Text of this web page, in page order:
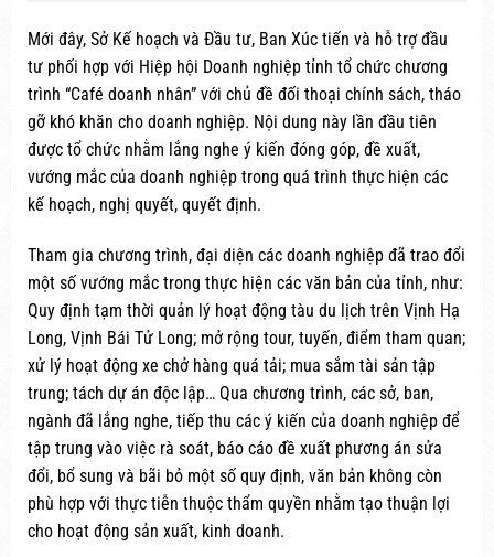
Mới đây, Sở Kế hoạch và Đầu tư, Ban Xúc tiến và hỗ trợ đầu
tư phối hợp với Hiệp hội Doanh nghiệp tỉnh tổ chức chương
trình “Café doanh nhân” với chủ đề đối thoại chính sách, tháo
gỡ khó khăn cho doanh nghiệp. Nội dung này lần đầu tiên
được tổ chức nhằm lắng nghe ý kiến đóng góp, đề xuất,
vướng mắc của doanh nghiệp trong quá trình thực hiện các
kế hoạch, nghị quyết, quyết định.
Tham gia chương trình, đại diện các doanh nghiệp đã trao đổi
một số vướng mắc trong thực hiện các văn bản của tỉnh, như:
Quy định tạm thời quản lý hoạt động tàu du lịch trên Vịnh Hạ
Long, Vịnh Bái Tử Long; mở rộng tour, tuyến, điểm tham quan;
xử lý hoạt động xe chở hàng quá tải; mua sắm tài sản tập
trung; tách dự án độc lập… Qua chương trình, các sở, ban,
ngành đã lắng nghe, tiếp thu các ý kiến của doanh nghiệp để
tập trung vào việc rà soát, báo cáo đề xuất phương án sửa
đổi, bổ sung và bãi bỏ một số quy định, văn bản không còn
phù hợp với thực tiễn thuộc thẩm quyền nhằm tạo thuận lợi
cho hoạt động sản xuất, kinh doanh.